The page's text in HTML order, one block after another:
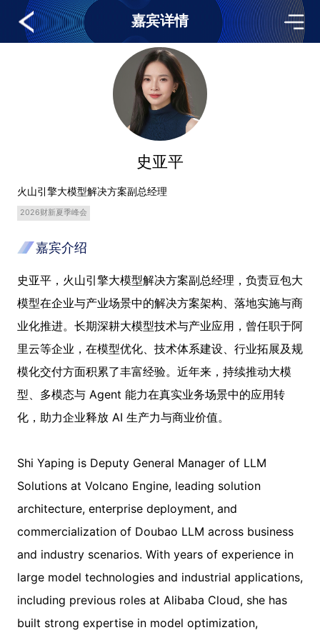
嘉宾详情
史亚平
火山引擎大模型解决方案副总经理
2026财新夏季峰会
嘉宾介绍
史亚平，火山引擎大模型解决方案副总经理，负责豆包大
模型在企业与产业场景中的解决方案架构、落地实施与商
业化推进。长期深耕大模型技术与产业应用，曾任职于阿
里云等企业，在模型优化、技术体系建设、行业拓展及规
模化交付方面积累了丰富经验。近年来，持续推动大模
型、多模态与 Agent 能力在真实业务场景中的应用转
化，助力企业释放 AI 生产力与商业价值。
Shi Yaping is Deputy General Manager of LLM
Solutions at Volcano Engine, leading solution
architecture, enterprise deployment, and
commercialization of Doubao LLM across business
and industry scenarios. With years of experience in
large model technologies and industrial applications,
including previous roles at Alibaba Cloud, she has
built strong expertise in model optimization,